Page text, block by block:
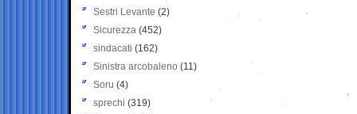
Sestri Levante (2)
Sicurezza (452)
sindacati (162)
Sinistra arcobaleno (11)
Soru (4)
sprechi (319)